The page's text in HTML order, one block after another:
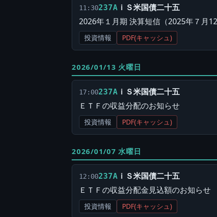
11:30237A ｉＳ米国債二十五
2026年１月期 決算短信（2025年７月
投資情報 PDF(キャッシュ)
2026/01/13 火曜日
17:00237A ｉＳ米国債二十五
ＥＴＦの収益分配のお知らせ
投資情報 PDF(キャッシュ)
2026/01/07 水曜日
12:00237A ｉＳ米国債二十五
ＥＴＦの収益分配金見込額のお知らせ
投資情報 PDF(キャッシュ)